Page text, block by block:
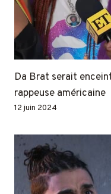
Da Brat serait
rappeuse américaine
12 juin 2024